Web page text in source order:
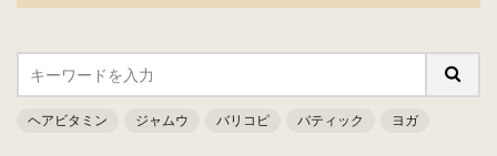
ヘアビタミン ジャムウ バリコピ バティック ヨガ